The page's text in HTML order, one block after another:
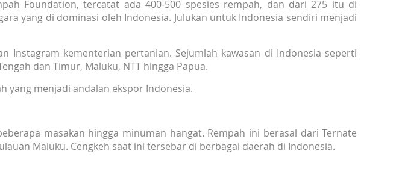
Foundation, tercatat ada 400-500 spesies rempah, dan dari 275 itu di
yang di dominasi oleh Indonesia. Julukan untuk Indonesia sendiri menjadi
Instagram kementerian pertanian. Sejumlah kawasan di Indonesia seperti
dan Timur, Maluku, NTT hingga Papua.
yang menjadi andalan ekspor Indonesia.
masakan hingga minuman hangat. Rempah ini berasal dari Ternate
Maluku. Cengkeh saat ini tersebar di berbagai daerah di Indonesia.